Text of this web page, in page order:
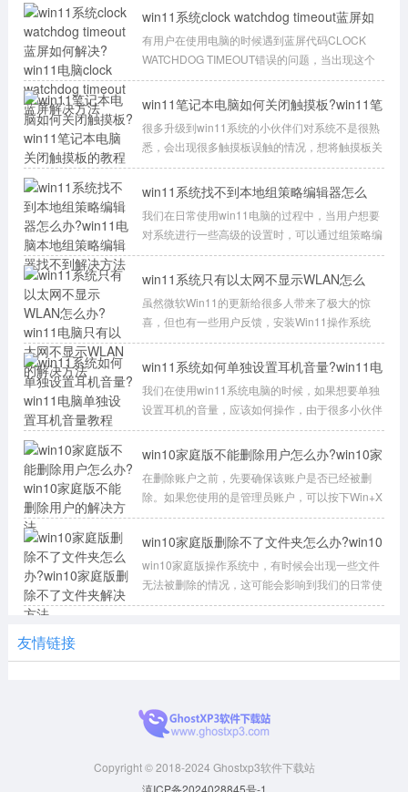
win11系统clock watchdog timeout蓝屏如
何解决?win11
有用户在使用电脑的时候遇到蓝屏代码CLOCK
WATCHDOG TIMEOUT错误的问题，当出现这个
错误时，计算机会自动重启，给用户带来不便和困
扰。
win11笔记本电脑如何关闭触摸板?win11笔
记本电脑关闭
很多升级到win11系统的小伙伴们对系统不是很熟
悉，会出现很多触摸板误触的情况，想将触摸板关
闭，那应该怎么进行关闭呢？还不清楚的小伙
win11系统找不到本地组策略编辑器怎么
办?win11电脑本
我们在日常使用win11电脑的过程中，当用户想要
对系统进行一些高级的设置时，可以通过组策略编
辑器来进行设置，然而有些用户的win11系统
win11系统只有以太网不显示WLAN怎么
办?win11电脑只有
虽然微软Win11的更新给很多人带来了极大的惊
喜，但也有一些用户反馈，安装Win11操作系统
后，他们只能看到以太网连接，而WLAN却没有显
示，这
win11系统如何单独设置耳机音量?win11电
脑单独设置耳
我们在使用win11系统电脑的时候，如果想要单独
设置耳机的音量，应该如何操作，由于很多小伙伴
不知道win11系统如何单独设置耳机音量，本篇
win10家庭版不能删除用户怎么办?win10家
庭版不能删除
在删除账户之前，先要确保该账户是否已经被删
除。如果您使用的是管理员账户，可以按下Win+X
键，选择“计算机管理”，然后点击“本地用户
win10家庭版删除不了文件夹怎么办?win10
家庭版删除不
win10家庭版操作系统中，有时候会出现一些文件
无法被删除的情况，这可能会影响到我们的日常使
用。本文将会为大家介绍几种排查和解决
友情链接
Copyright © 2018-2024 Ghostxp3软件下载站
滇ICP备2024028845号-1